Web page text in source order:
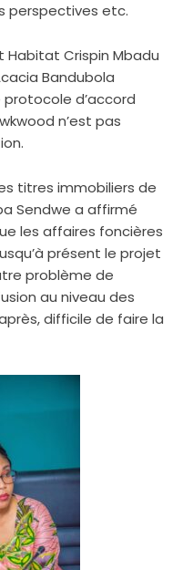
perspectives etc.
Habitat Crispin Mbadu
Bandubola
d’accord
n’est pas
titres immobiliers de
Sendwe a affirmé
les affaires foncières
présent le projet
problème de
au niveau des
difficile de faire la